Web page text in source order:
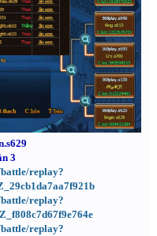
3
replay?
replay?
replay?